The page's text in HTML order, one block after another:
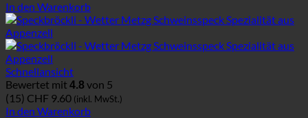
In den Warenkorb
Schnellansicht
Bewertet mit 4.8 von 5
(15) CHF 9.60 (inkl. MwSt.)
In den Warenkorb